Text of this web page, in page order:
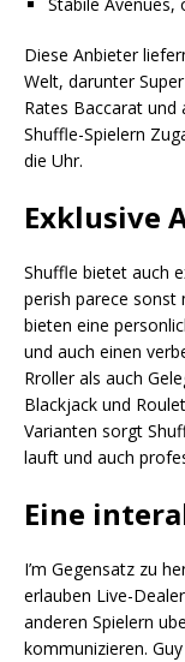
Stabile
Diese Anbieter
Welt, darunter
Rates Baccarat
Shuffle-Spielern
die Uhr.
Exklusive
Shuffle bietet auch
perish parece sonst
bieten eine
und auch einen
Rroller als auch
Blackjack und
Varianten sorgt
lauft und auch
Eine
I’m Gegensatz zu
erlauben Live-
anderen Spielern
kommunizieren.